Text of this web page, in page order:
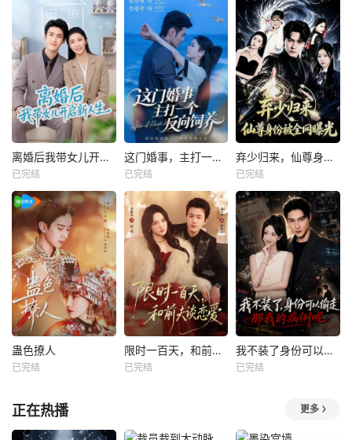
离婚后我带女儿开启新人生
已完结
这门婚事，主打一个反向饲养
已完结
弃少归来，仙尊身份被全网曝光
已完结
蛊色撩人
已完结
限时一百天，和前夫谈恋爱
已完结
我不装了身份可以偷走那我的病例呢
已完结
正在热播 更多